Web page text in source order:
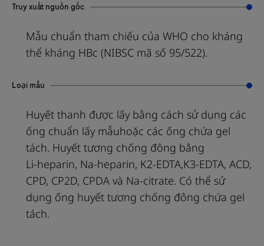
Truy xuất nguồn gốc
Mẫu chuẩn tham chiếu của WHO cho kháng
thể kháng HBc (NIBSC mã số 95/522).
Loại mẫu
Huyết thanh được lấy bằng cách sử dụng các
ống chuẩn lấy mẫuhoặc các ống chứa gel
tách. Huyết tương chống đông bằng
Li‑heparin, Na‑heparin, K2‑EDTA,K3‑EDTA, ACD,
CPD, CP2D, CPDA và Na‑citrate. Có thể sử
dụng ống huyết tương chống đông chứa gel
tách.